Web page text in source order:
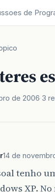
de
de 2006 3
14 de
tenho
XP.